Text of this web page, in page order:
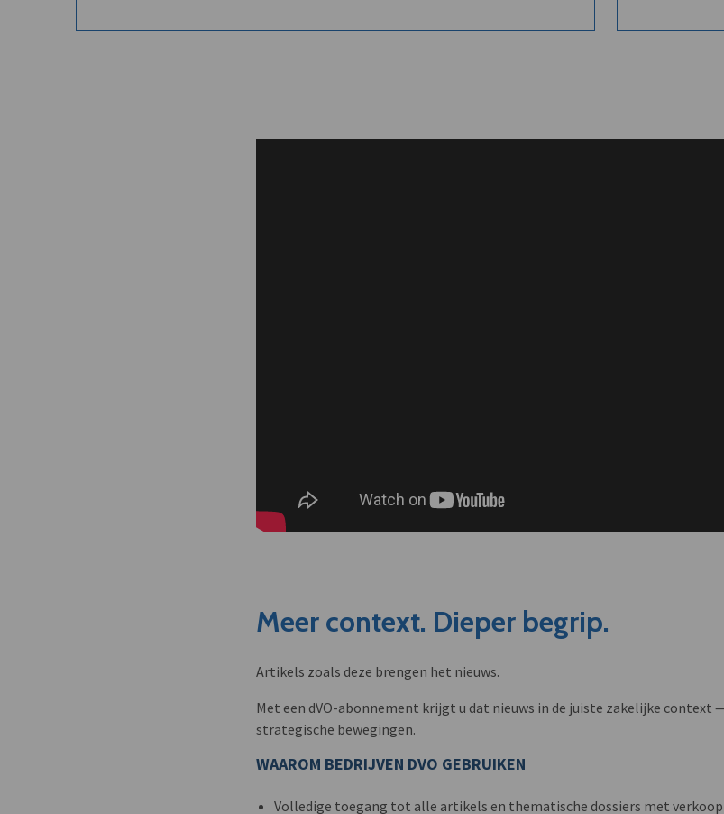
Meer context. Dieper begrip.
Artikels zoals deze brengen het nieuws.
Met een dVO-abonnement krijgt u dat nieuws in de juiste zakelijke context
strategische bewegingen.
WAAROM BEDRIJVEN DVO GEBRUIKEN
Volledige toegang tot alle artikels en thematische dossiers met